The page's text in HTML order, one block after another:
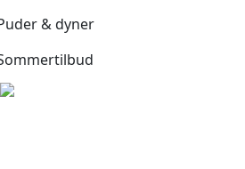
& dyner